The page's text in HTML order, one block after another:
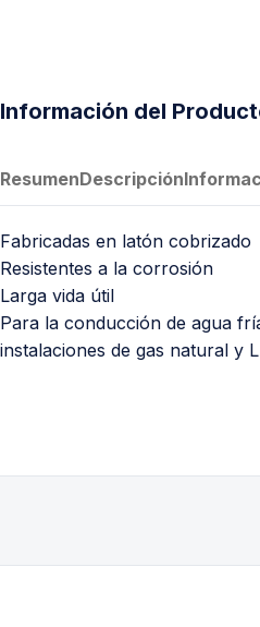
Información del
ResumenDescripción
Fabricadas en latón cobrizado
Resistentes a la corrosión
Larga vida útil
Para la conducción de agua
instalaciones de gas natural y